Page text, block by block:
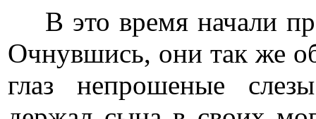
В это время начали
Очнувшись, они так же
глаз непрошеные